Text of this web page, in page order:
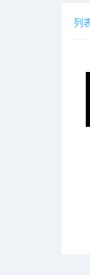
列